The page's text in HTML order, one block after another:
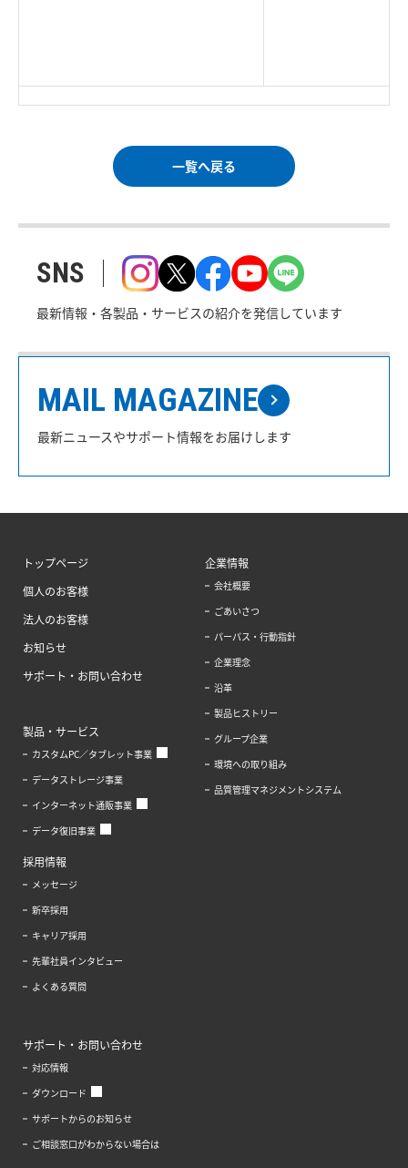
一覧へ戻る
SNS
最新情報・各製品・サービスの紹介を発信しています
MAIL MAGAZINE
最新ニュースやサポート情報をお届けします
トップページ
個人のお客様
法人のお客様
お知らせ
サポート・お問い合わせ
製品・サービス
カスタムPC／タブレット事業
データストレージ事業
インターネット通販事業
データ復旧事業
企業情報
会社概要
ごあいさつ
パーパス・行動指針
企業理念
沿革
製品ヒストリー
グループ企業
環境への取り組み
品質管理マネジメントシステム
採用情報
メッセージ
新卒採用
キャリア採用
先輩社員インタビュー
よくある質問
サポート・お問い合わせ
対応情報
ダウンロード
サポートからのお知らせ
ご相談窓口がわからない場合は